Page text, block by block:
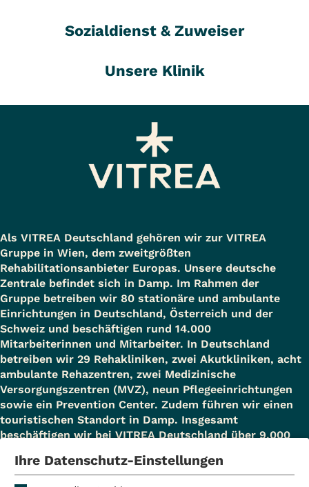
Sozialdienst & Zuweiser
Unsere Klinik
Als VITREA Deutschland gehören wir zur VITREA
Gruppe in Wien, dem zweitgrößten
Rehabilitationsanbieter Europas. Unsere deutsche
Zentrale befindet sich in Damp. Im Rahmen der
Gruppe betreiben wir 80 stationäre und ambulante
Einrichtungen in Deutschland, Österreich und der
Schweiz und beschäftigen rund 14.000
Mitarbeiterinnen und Mitarbeiter. In Deutschland
betreiben wir 29 Rehakliniken, zwei Akutkliniken, acht
ambulante Rehazentren, zwei Medizinische
Versorgungszentren (MVZ), neun Pflegeeinrichtungen
sowie ein Prevention Center. Zudem führen wir einen
touristischen Standort in Damp. Insgesamt
beschäftigen wir bei VITREA Deutschland über 9.000
Ihre Datenschutz-Einstellungen